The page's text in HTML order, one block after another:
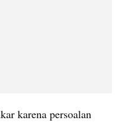
karena persoalan